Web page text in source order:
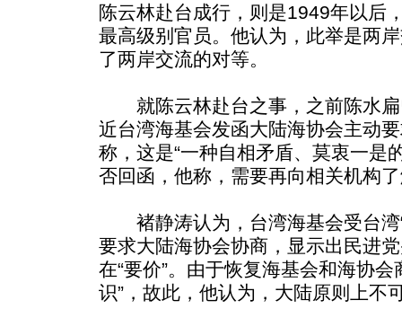
陈云林赴台成行，则是1949年以后
最高级别官员。他认为，此举是两
了两岸交流的对等。
就陈云林赴台之事，之前陈水扁
近台湾海基会发函大陆海协会主动
称，这是“一种自相矛盾、莫衷一是
否回函，他称，需要再向相关机构
褚静涛认为，台湾海基会受台湾
要求大陆海协会协商，显示出民进
在“要价”。由于恢复海基会和海协
识”，故此，他认为，大陆原则上不